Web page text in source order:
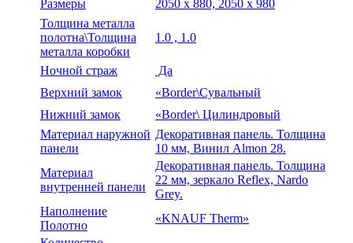
Размеры
2050 х 880, 2050 х 980
Толщина металла
полотна\Толщина
металла коробки
1.0 , 1.0
Ночной страж
Да
Верхний замок
«Border\Сувальный
Нижний замок
«Border\ Цилиндровый
Материал наружной
панели
Декоративная панель. Толщина
10 мм, Винил Almon 28.
Материал
внутренней панели
Декоративная панель. Толщина
22 мм, зеркало Reflex, Nardo
Grey.
Наполнение
Полотно
«KNAUF Therm»